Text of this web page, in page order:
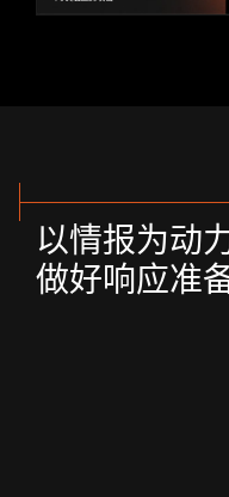
以情报为动力
做好响应准备